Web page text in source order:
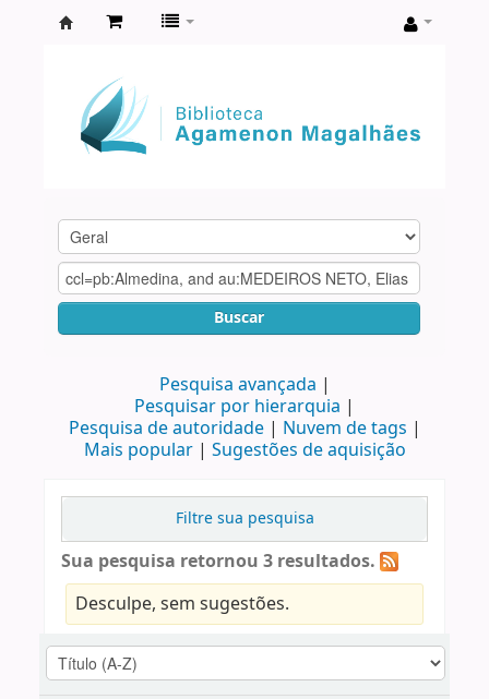
Agamenon
Magalhães
Buscar
Pesquisa avançada
Pesquisar por hierarquia
Pesquisa de autoridade
Nuvem de tags
Mais popular
Sugestões de aquisição
Filtre sua pesquisa
Sua pesquisa retornou 3 resultados.
Desculpe, sem sugestões.